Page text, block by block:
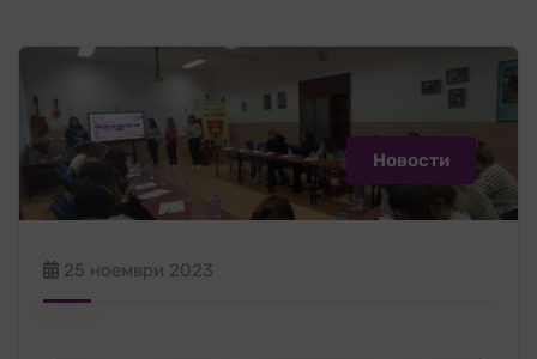
Новости
25 ноември 2023